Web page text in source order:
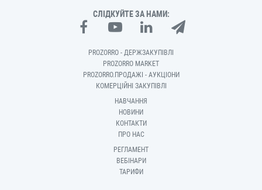
СЛІДКУЙТЕ ЗА НАМИ:
PROZORRO - ДЕРЖЗАКУПІВЛІ
PROZORRO MARKET
PROZORRO.ПРОДАЖІ - АУКЦІОНИ
КОМЕРЦІЙНІ ЗАКУПІВЛІ
НАВЧАННЯ
НОВИНИ
КОНТАКТИ
ПРО НАС
РЕГЛАМЕНТ
ВЕБІНАРИ
ТАРИФИ